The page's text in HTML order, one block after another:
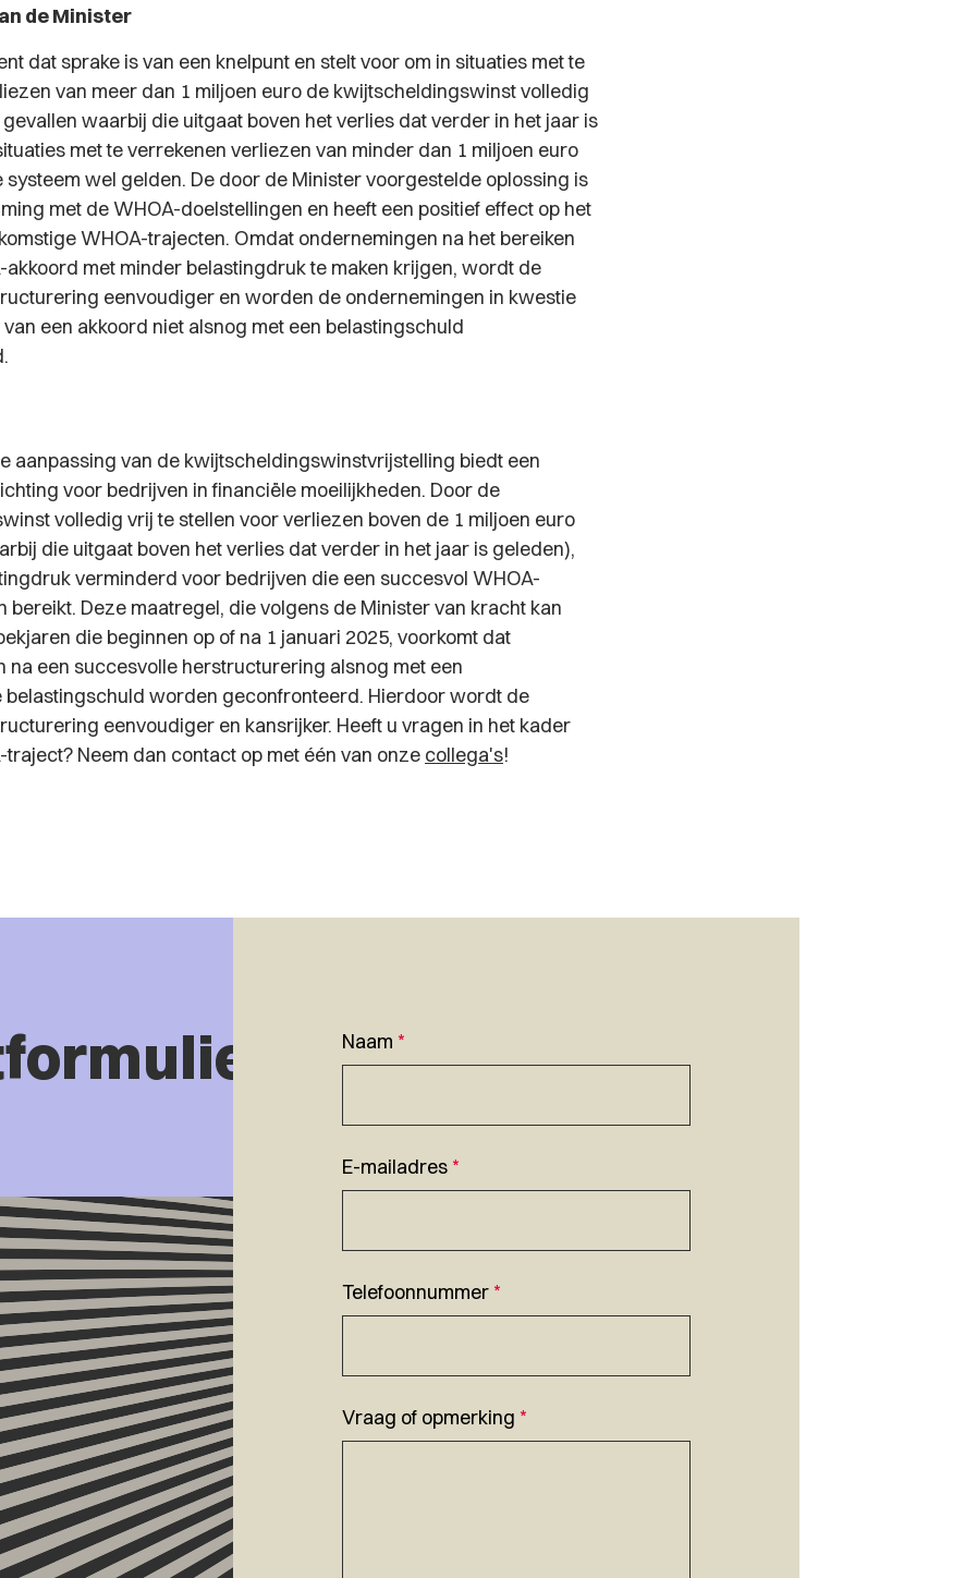
de Minister
dat sprake is van een knelpunt en stelt voor om in situaties met te
van meer dan 1 miljoen euro de kwijtscheldingswinst volledig
waarbij die uitgaat boven het verlies dat verder in het jaar is
met te verrekenen verliezen van minder dan 1 miljoen euro
systeem wel gelden. De door de Minister voorgestelde oplossing is
met de WHOA-doelstellingen en heeft een positief effect op het
WHOA-trajecten. Omdat ondernemingen na het bereiken
akkoord met minder belastingdruk te maken krijgen, wordt de
eenvoudiger en worden de ondernemingen in kwestie
een akkoord niet alsnog met een belastingschuld
aanpassing van de kwijtscheldingswinstvrijstelling biedt een
voor bedrijven in financiële moeilijkheden. Door de
volledig vrij te stellen voor verliezen boven de 1 miljoen euro
die uitgaat boven het verlies dat verder in het jaar is geleden),
verminderd voor bedrijven die een succesvol WHOA-
bereikt. Deze maatregel, die volgens de Minister van kracht kan
die beginnen op of na 1 januari 2025, voorkomt dat
na een succesvolle herstructurering alsnog met een
belastingschuld worden geconfronteerd. Hierdoor wordt de
eenvoudiger en kansrijker. Heeft u vragen in het kader
traject? Neem dan contact op met één van onze collega's!
Naam *
E-mailadres *
Telefoonnummer *
Vraag of opmerking *